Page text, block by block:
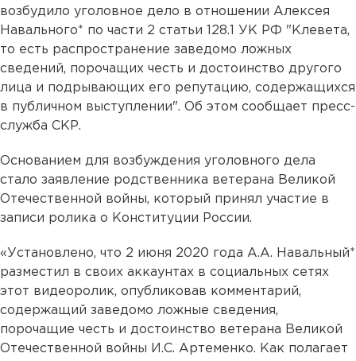
возбудило уголовное дело в отношении Алексея
Навального* по части 2 статьи 128.1 УК РФ "Клевета,
то есть распространение заведомо ложных
сведений, порочащих честь и достоинство другого
лица и подрывающих его репутацию, содержащихся
в публичном выступлении". Об этом сообщает пресс-
служба СКР.
Основанием для возбуждения уголовного дела
стало заявление родственника ветерана Великой
Отечественной войны, который принял участие в
записи ролика о Конституции России.
«Установлено, что 2 июня 2020 года А.А. Навальный*
разместил в своих аккаунтах в социальных сетях
этот видеоролик, опубликовав комментарий,
содержащий заведомо ложные сведения,
порочащие честь и достоинство ветерана Великой
Отечественной войны И.С. Артеменко. Как полагает